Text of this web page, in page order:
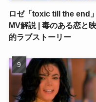
ロゼ「toxic till the end」
MV解説 | 毒のある恋と
的ラブストーリー